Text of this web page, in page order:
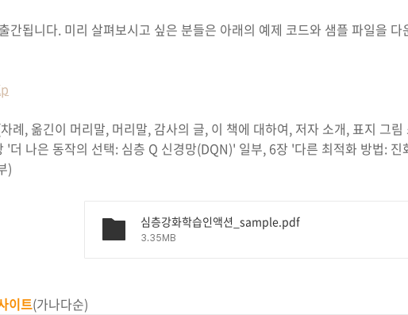
간됩니다. 미리 살펴보시고 싶은 분들은 아래의 예제 코드와 샘플 파일을
례, 옮긴이 머리말, 머리말, 감사의 글, 이 책에 대하여, 저자 소개, 표지 그
'더 나은 동작의 선택: 심층 Q 신경망(DQN)' 일부, 6장 '다른 최적화 방법:
)
심층강화학습인액션_sample.pdf
3.35MB
이트(가나다순)